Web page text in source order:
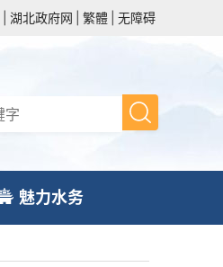
湖北政府网 繁體 无障碍
魅力水务